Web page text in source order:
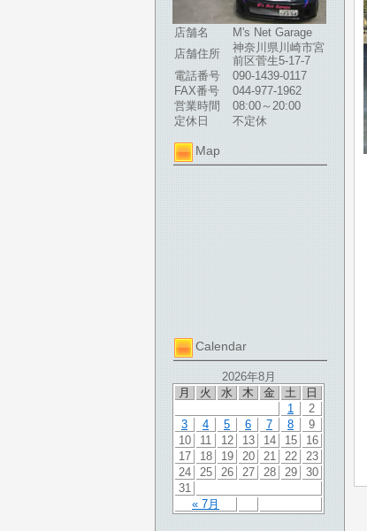
店舗名
M's Net Garage
店舗住所
神奈川県川崎市宮
前区菅生5-17-7
電話番号
090-1439-0117
FAX番号
044-977-1962
営業時間
08:00～20:00
定休日
不定休
Map
Calendar
2026年8月
月
火 水 木 金 土 日
« 7月
1
2
3
4 5 6 7 8
9
10
11 12 13 14 15
16
17
18 19 20 21 22
23
24
25 26 27 28 29
30
31